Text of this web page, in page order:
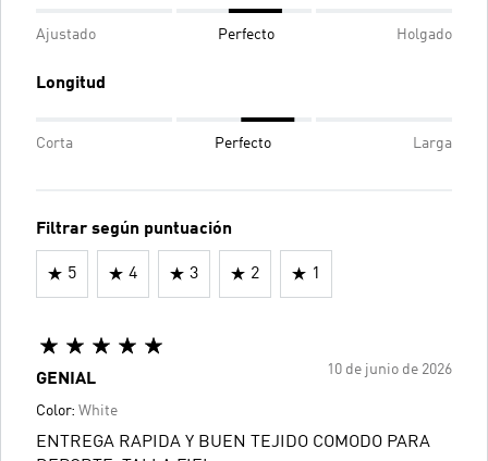
Ajustado Perfecto Holgado
Longitud
Corta Perfecto Larga
Filtrar según puntuación
5 4 3 2 1
10 de junio de 2026
GENIAL
Color: White
ENTREGA RAPIDA Y BUEN TEJIDO COMODO PARA